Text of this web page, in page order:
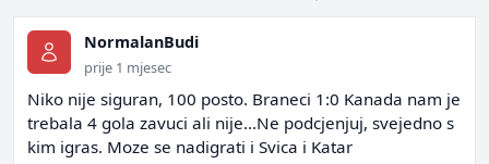
NormalanBudi
prije 1 mjesec
Niko nije siguran, 100 posto. Braneci 1:0 Kanada nam je
trebala 4 gola zavuci ali nije...Ne podcjenjuj, svejedno s
kim igras. Moze se nadigrati i Svica i Katar